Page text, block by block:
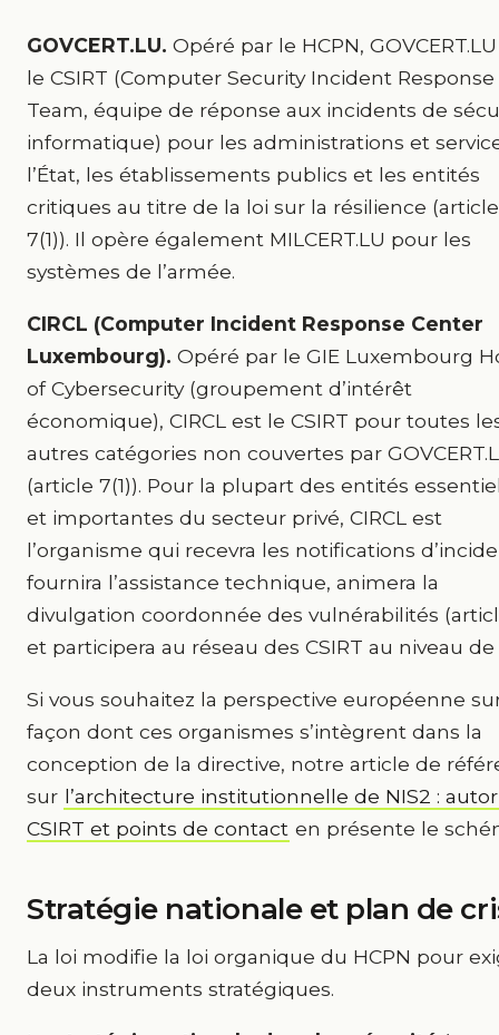
GOVCERT.LU. Opéré par le HCPN,
le CSIRT (Computer Security Incident Response
Team, équipe de réponse aux incidents de
informatique) pour les administrations et
l’État, les établissements publics et les entités
critiques au titre de la loi sur la résilience (article
7(1)). Il opère également MILCERT.LU pour les
systèmes de l’armée.
CIRCL (Computer Incident Response Center
Luxembourg). Opéré par le GIE Luxembourg
of Cybersecurity (groupement d’intérêt
économique), CIRCL est le CSIRT pour toutes
autres catégories non couvertes par
(article 7(1)). Pour la plupart des entités
et importantes du secteur privé, CIRCL est
l’organisme qui recevra les notifications
fournira l’assistance technique, animera la
divulgation coordonnée des vulnérabilités
et participera au réseau des CSIRT au niveau de
Si vous souhaitez la perspective européenne
façon dont ces organismes s’intègrent dans la
conception de la directive, notre article de
sur l’architecture institutionnelle de NIS2 :
CSIRT et points de contact en présente le
Stratégie nationale et plan de
La loi modifie la loi organique du HCPN pour
deux instruments stratégiques.